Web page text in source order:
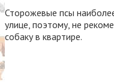
Сторожевые псы
улице, поэтому, не
собаку в квартире.